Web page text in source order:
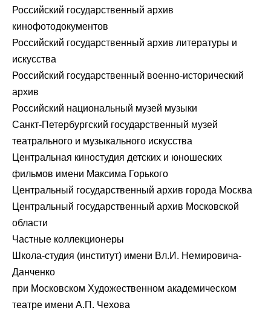
Российский государственный архив
кинофотодокументов
Российский государственный архив литературы и
искусства
Российский государственный военно-исторический
архив
Российский национальный музей музыки
Санкт-Петербургский государственный музей
театрального и музыкального искусства
Центральная киностудия детских и юношеских
фильмов имени Максима Горького
Центральный государственный архив города Москва
Центральный государственный архив Московской
области
Частные коллекционеры
Школа-студия (институт) имени Вл.И. Немировича-
Данченко
при Московском Художественном академическом
театре имени А.П. Чехова